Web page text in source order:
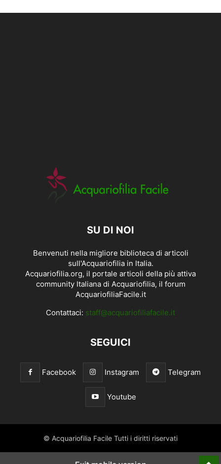
SU DI NOI
Benvenuti nella migliore biblioteca di articoli
sull'Acquariofilia in Italia.
Acquariofilia.org, il portale articoli della più attiva
community Italiana di Acquariofilia, il forum
AcquariofiliaFacile.it
Contattaci: staff@acquariofiliafacile.it
SEGUICI
Facebook Instagram Telegram
Youtube
© Acquariofilia Facile Tutti i diritti riservati